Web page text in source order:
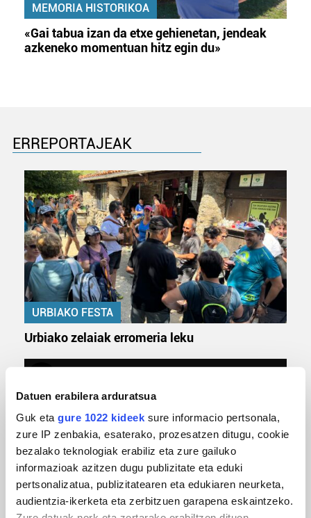
Datuen erabilera arduratsua
Guk eta gure 1022 kideek sure informacio pertsonala,
zure IP zenbakia, esaterako, prozesatzen ditugu, cookie
bezalako teknologiak erabiliz eta zure gailuko
informazioak azitzen dugu publizitate eta eduki
pertsonalizatua, publizitatearen eta edukiaren neurketa,
audientzia-ikerketa eta zerbitzuen garapena eskaintzeko.
MEMORIA HISTORIKOA
«Gai tabua izan da etxe gehienetan, jendeak
azkeneko momentuan hitz egin du»
ERREPORTAJEAK
URBIAKO FESTA
Urbiako zelaiak erromeria leku
MUSIKA